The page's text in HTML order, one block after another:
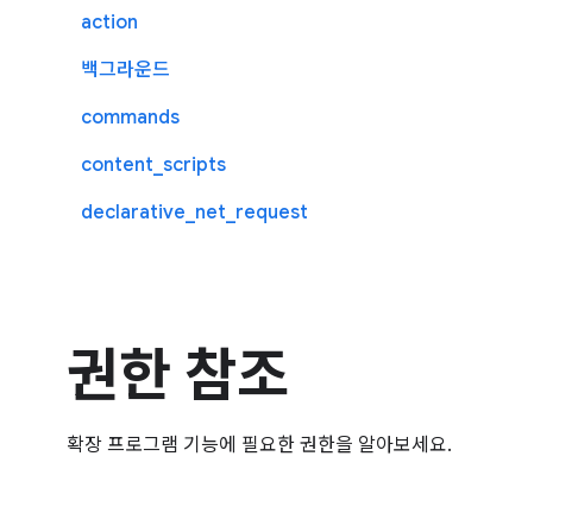
action
백그라운드
commands
content_scripts
declarative_net_request
권한 참조
확장 프로그램 기능에 필요한 권한을 알아보세요.